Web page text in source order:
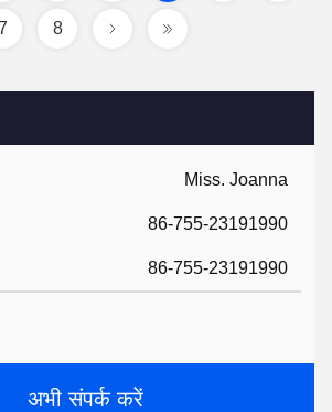
Miss. Joanna
86-755-23191990
86-755-23191990
अभी संपर्क करें
8